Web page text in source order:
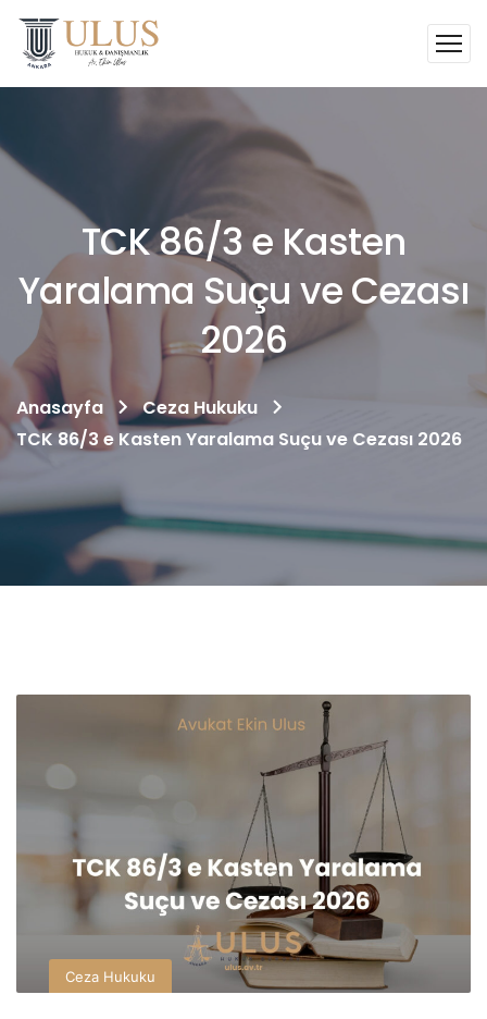
TCK 86/3 e Kasten
Yaralama Suçu ve Cezası
2026
Anasayfa
Ceza Hukuku
TCK 86/3 e Kasten Yaralama Suçu ve Cezası 2026
Ceza Hukuku